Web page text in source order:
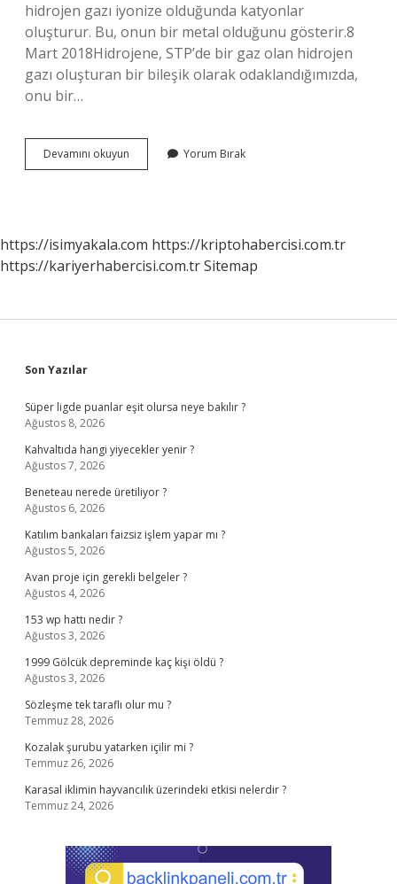
hidrojen gazı iyonize olduğunda katyonlar
oluşturur. Bu, onun bir metal olduğunu gösterir.8
Mart 2018Hidrojene, STP’de bir gaz olan hidrojen
gazı oluşturan bir bileşik olarak odaklandığımızda,
onu bir…
Devamını okuyun Hidrojen
Metal
Yorum Bırak
https://isimyakala.com https://kriptohabercisi.com.tr
https://kariyerhabercisi.com.trSitemap
Sidebar
Son Yazılar
Süper ligde puanlar eşit olursa neye bakılır ?
Ağustos 8, 2026
Kahvaltıda hangi yiyecekler yenir ?
Ağustos 7, 2026
Beneteau nerede üretiliyor ?
Ağustos 6, 2026
Katılım bankaları faizsiz işlem yapar mı ?
Ağustos 5, 2026
Avan proje için gerekli belgeler ?
Ağustos 4, 2026
153 wp hattı nedir ?
Ağustos 3, 2026
1999 Gölcük depreminde kaç kişi öldü ?
Ağustos 3, 2026
Sözleşme tek taraflı olur mu ?
Temmuz 28, 2026
Kozalak şurubu yatarken içilir mi ?
Temmuz 26, 2026
Karasal iklimin hayvancılık üzerindeki etkisi nelerdir ?
Temmuz 24, 2026